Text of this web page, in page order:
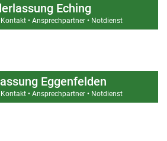
Eching
• Ansprechpartner • Notdienst
Eggenfelden
• Ansprechpartner • Notdienst